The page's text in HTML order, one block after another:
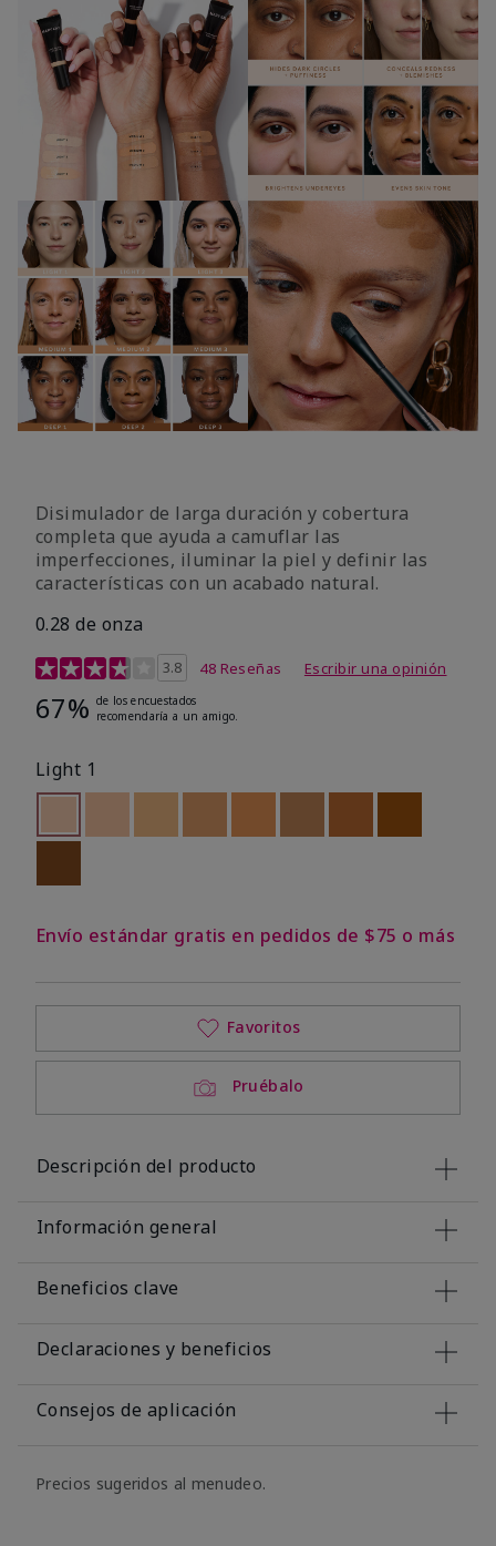
Disimulador de larga duración y cobertura
completa que ayuda a camuflar las
imperfecciones, iluminar la piel y definir las
características con un acabado natural.
0.28 de onza
Calificación de clientes de 5 de 5
3.8 48 Reseñas Escribir una opinión
67% de los encuestados
recomendaría a un amigo.
Light 1
seleccionado
Out of stock
Envío estándar gratis en pedidos de $75 o más
Pruébalo
Favoritos
Descripción del producto
Información general
Beneficios clave
Declaraciones y beneficios
Consejos de aplicación
Precios sugeridos al menudeo.